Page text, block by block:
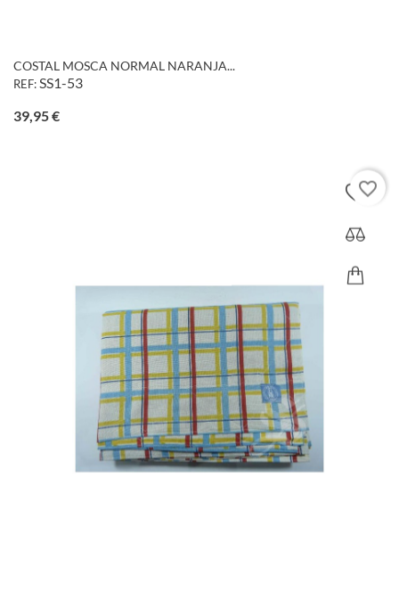
COSTAL MOSCA NORMAL NARANJA...
REF:SS1-53
39,95 €Precio
favorite_border